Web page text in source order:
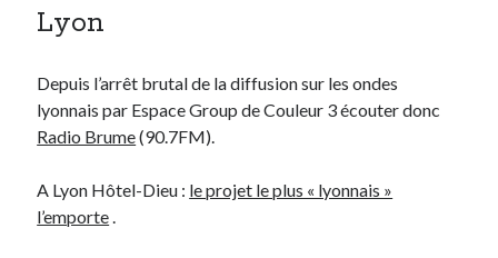
Daddy
Engagé
Green
Humeur
Lectures
Lyon à Livre Ouvert
Mini-monsieur
Lyon
Depuis l’arrêt brutal de la diffusion sur les ondes
lyonnais par Espace Group de Couleur 3 écouter donc
Radio Brume(90.7FM).
A Lyon Hôtel-Dieu : le projet le plus « lyonnais »
l’emporte.